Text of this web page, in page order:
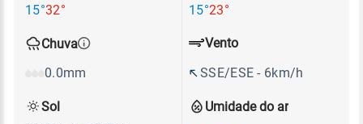
15°32°
15°23°
Chuva
0.0mm
Umidade do ar
Vento
SSE/ESE - 6km/h
Sol